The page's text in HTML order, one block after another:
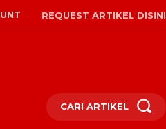
REQUEST ARTIKEL DISINI
CARI ARTIKEL